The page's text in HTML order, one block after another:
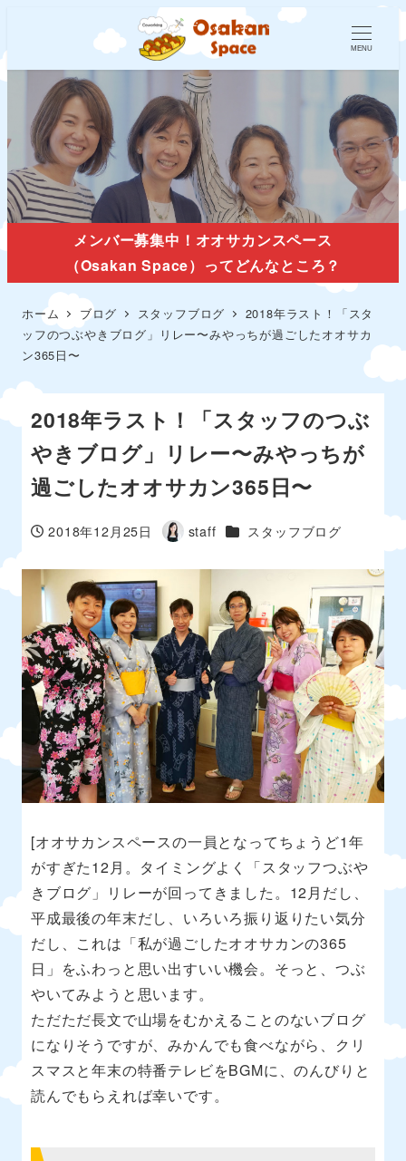
MENU
スタッフブログ
メンバー募集中！オオサカンスペース
（Osakan Space）ってどんなところ？
ホーム ブログ スタッフブログ
2018年ラスト！「スタ
ッフのつぶやきブログ」リレー〜みやっちが過ごしたオオサカ
ン365日〜
2018年ラスト！「スタッフのつぶ
やきブログ」リレー〜みやっちが
過ごしたオオサカン365日〜
投稿日
2018年12月25日
著
staff カテゴリー
スタッフブログ
[オオサカンスペースの一員となってちょうど1年
がすぎた12月。タイミングよく「スタッフつぶや
きブログ」リレーが回ってきました。12月だし、
平成最後の年末だし、いろいろ振り返りたい気分
だし、これは「私が過ごしたオオサカンの365
日」をふわっと思い出すいい機会。そっと、つぶ
やいてみようと思います。
ただただ長文で山場をむかえることのないブログ
になりそうですが、みかんでも食べながら、クリ
スマスと年末の特番テレビをBGMに、のんびりと
読んでもらえれば幸いです。